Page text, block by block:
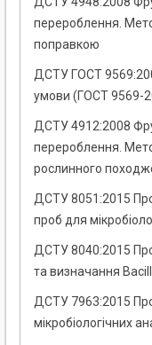
перероблення.
поправкою
ДСТУ ГОСТ
умови (ГОСТ 9569-
ДСТУ 4912:2008
перероблення.
рослинного
ДСТУ 8051:2015
проб для
ДСТУ 8040:2015
та визначання
ДСТУ 7963:2015
мікробіологічних